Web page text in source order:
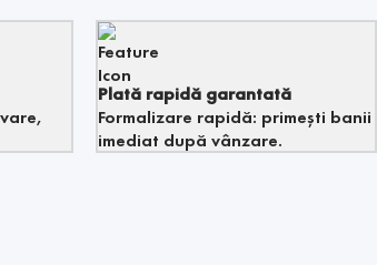
Plată rapidă garantată
Formalizare rapidă: primești banii
imediat după vânzare.